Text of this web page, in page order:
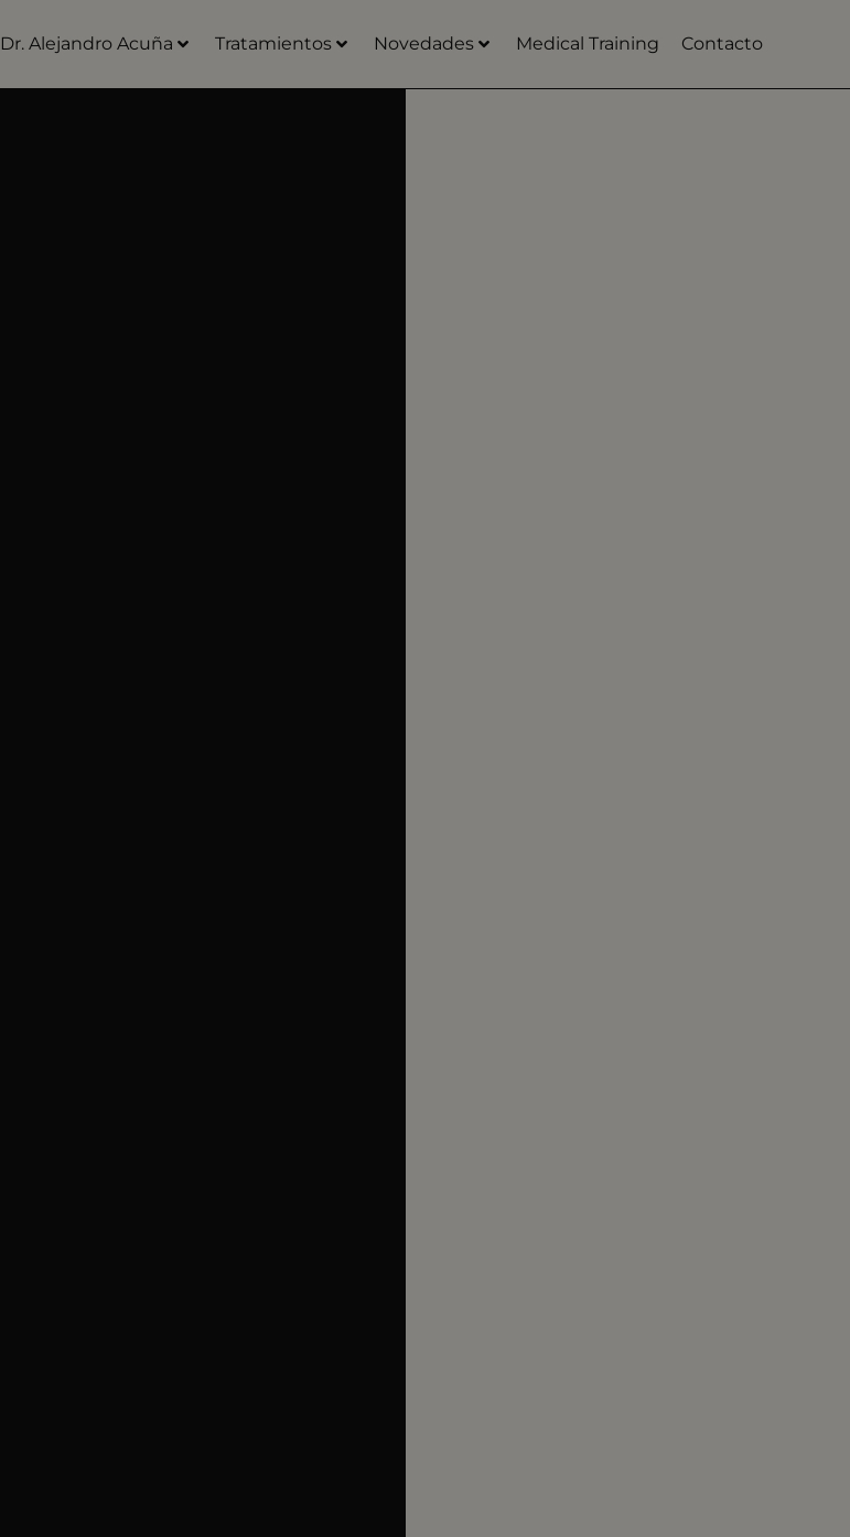
Dr. Alejandro Acuña Tratamientos Novedades Medical Training Contacto